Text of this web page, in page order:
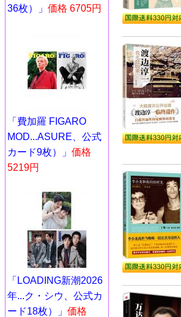
36枚）」 価格 6705円
「費加羅 FIGARO
MOD...ASURE、公式
カード9枚）」 価格
5219円
「LOADING新潮2026
年...ク・シウ、公式カ
ード18枚）」 価格